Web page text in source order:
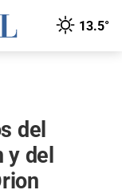
13.5°
del
del